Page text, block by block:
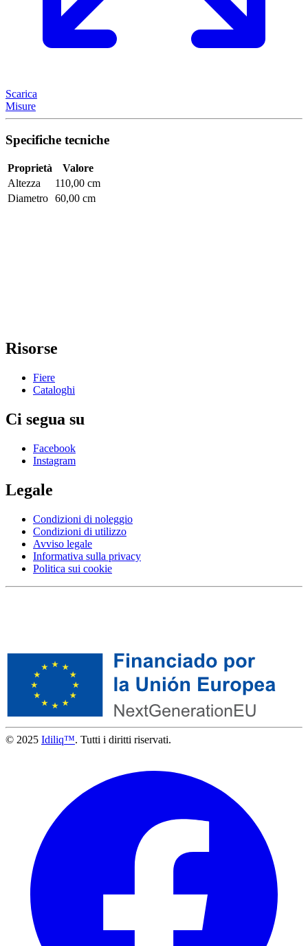
Scarica
Misure
Specifiche tecniche
Proprietà
Valore
Altezza
110,00 cm
Diametro 60,00 cm
Risorse
Fiere
Cataloghi
Ci segua su
Facebook
Instagram
Legale
Condizioni di noleggio
Condizioni di utilizzo
Avviso legale
Informativa sulla privacy
Politica sui cookie
© 2025 Idiliq™. Tutti i diritti riservati.